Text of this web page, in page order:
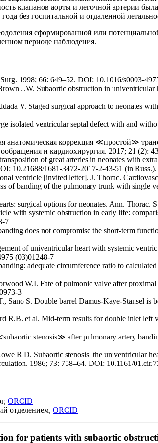
клапанов аорты и легочной артерии
без госпитальной и отдаленной
сформированной или
периоде наблюдения.
1998; 66: 649–52. DOI: 10.1016/s0003-
J.W. Subaortic obstruction in univentricular
V. Staged surgical approach to neonates
isolated ventricular septal defect with and
коррекция ≪простой≫
и кардиохирургия. 2017; 21 (2):
of great arteries in neonates with
10.21688/1681-3472-2017-2-43-51 (in
ventricle [invited letter]. J. Thorac.
of banding of the pulmonary trunk with single
surgical options for neonates. Ann.
with systemic obstruction in early life:
7
does not compromise the short-term
of univentricular heart with systemic
(03)01248-7
adequate circumference ratio to
W.I. Fate of pulmonic valve after proximal
3
S. Double barrel Damus-Kaye-Stansel is
et al. Mid-term results for double inlet left
stenosis≫ after pulmonary artery
R.D. Subaortic stenosis, the univentricular
1986; 73: 758–64. DOI: 10.1161/
ORCID
отделением, ORCID
for patients with subaortic